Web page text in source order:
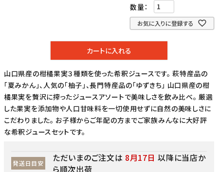
お気に入りに登録する
カートに入れる
山口県産の柑橘果実３種類を使った希釈ジュースです。 萩特産品の
「夏みかん」、人気の「柚子」、長門特産品の「ゆずきち」 山口県産の柑
橘果実を贅沢に搾ったジュースアソートで美味しさを飲み比べ。 厳選
した果実を添加物や人口甘味料を一切使用せずに自然の美味しさに
こだわりました。 お子様からご年配の方までご家族みんなに大好評
な希釈ジュースセットです。
発送日目安 ただいまのご注文は 8月17日 以降に当店か
ら順次出荷